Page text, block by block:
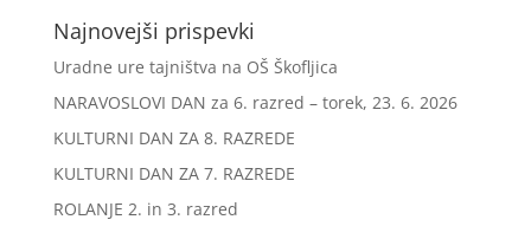
Najnovejši prispevki
Uradne ure tajništva na OŠ Škofljica
NARAVOSLOVI DAN za 6. razred – torek, 23. 6. 2026
KULTURNI DAN ZA 8. RAZREDE
KULTURNI DAN ZA 7. RAZREDE
ROLANJE 2. in 3. razred